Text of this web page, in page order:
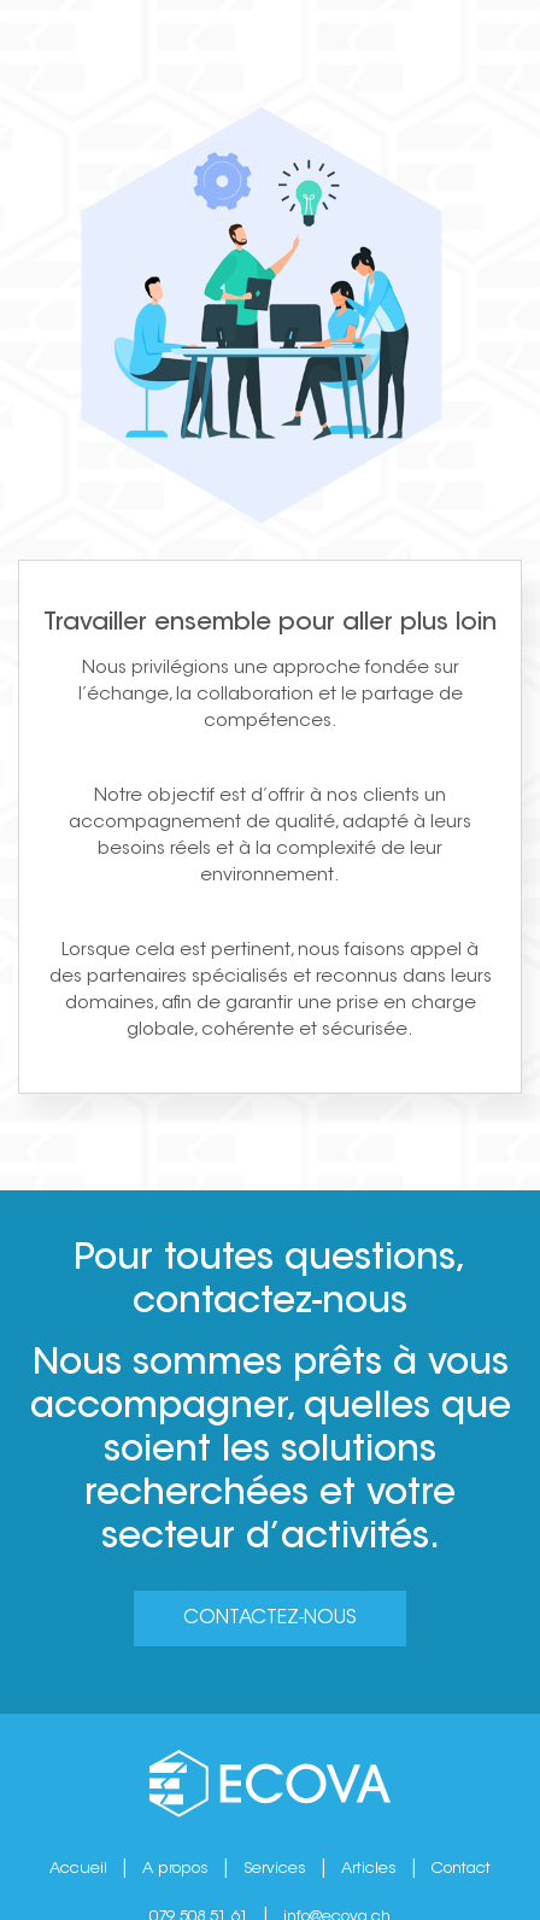
Travailler ensemble pour aller plus loin
Nous privilégions une approche fondée sur
l’échange, la collaboration et le partage de
compétences.
Notre objectif est d’offrir à nos clients un
accompagnement de qualité, adapté à leurs
besoins réels et à la complexité de leur
environnement.
Lorsque cela est pertinent, nous faisons appel à
des partenaires spécialisés et reconnus dans leurs
domaines, afin de garantir une prise en charge
globale, cohérente et sécurisée.
Pour toutes questions,
contactez-nous
Nous sommes prêts à vous
accompagner, quelles que
soient les solutions
recherchées et votre
secteur d’activités.
CONTACTEZ-NOUS
Accueil A propos Services Articles Contact